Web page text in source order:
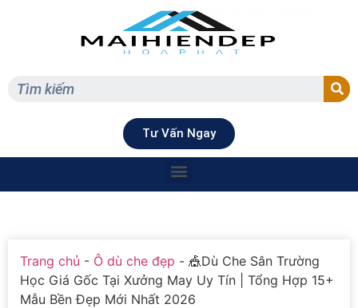
Tư Vấn Ngay
Trang chủ - Ô dù che đẹp - 🎪Dù Che Sân Trường
Học Giá Gốc Tại Xưởng May Uy Tín | Tổng Hợp 15+
Mẫu Bền Đẹp Mới Nhất 2026